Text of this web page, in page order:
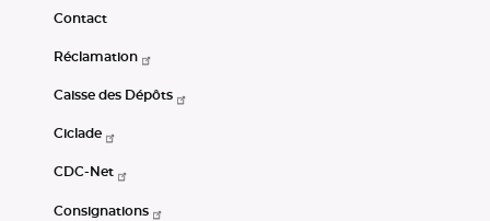
Contact
Réclamation
Caisse des Dépôts
Ciclade
CDC-Net
Consignations